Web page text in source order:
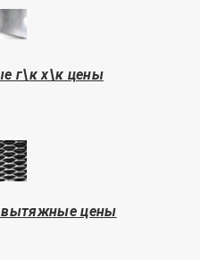
г\к х\к цены
вытяжные цены